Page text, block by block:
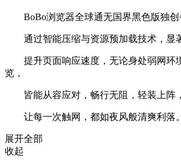
BoBo浏览器全球通无国界黑色版独创
通过智能压缩与资源预加载技术，显
提升页面响应速度，无论身处弱网环
览，
皆能从容应对，畅行无阻，轻装上阵
让每一次触网，都如夜风般清爽利落。
展开全部
收起